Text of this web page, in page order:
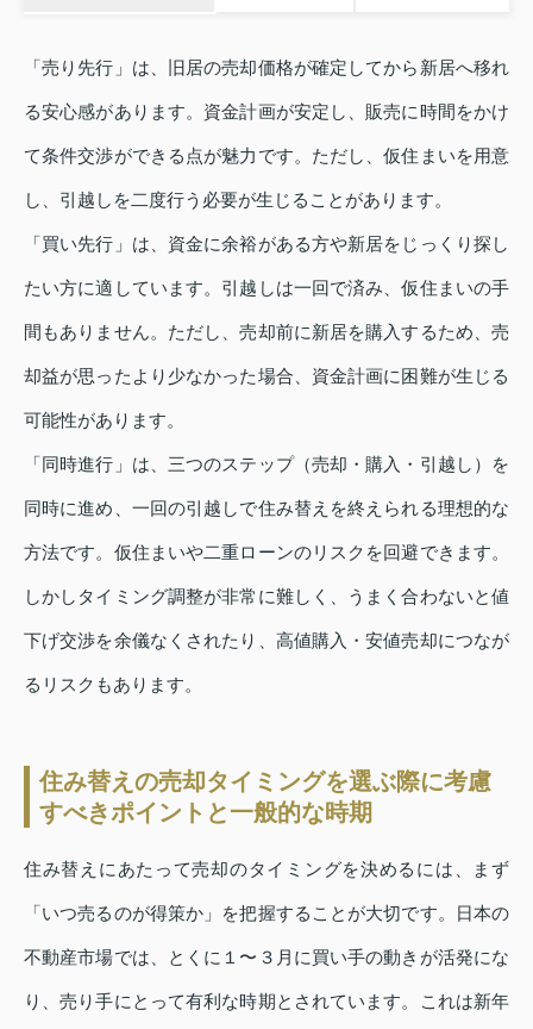
「売り先行」は、旧居の売却価格が確定してから新居へ移れ
る安心感があります。資金計画が安定し、販売に時間をかけ
て条件交渉ができる点が魅力です。ただし、仮住まいを用意
し、引越しを二度行う必要が生じることがあります。
「買い先行」は、資金に余裕がある方や新居をじっくり探し
たい方に適しています。引越しは一回で済み、仮住まいの手
間もありません。ただし、売却前に新居を購入するため、売
却益が思ったより少なかった場合、資金計画に困難が生じる
可能性があります。
「同時進行」は、三つのステップ（売却・購入・引越し）を
同時に進め、一回の引越しで住み替えを終えられる理想的な
方法です。仮住まいや二重ローンのリスクを回避できます。
しかしタイミング調整が非常に難しく、うまく合わないと値
下げ交渉を余儀なくされたり、高値購入・安値売却につなが
るリスクもあります。
住み替えの売却タイミングを選ぶ際に考慮
すべきポイントと一般的な時期
住み替えにあたって売却のタイミングを決めるには、まず
「いつ売るのが得策か」を把握することが大切です。日本の
不動産市場では、とくに１〜３月に買い手の動きが活発にな
り、売り手にとって有利な時期とされています。これは新年